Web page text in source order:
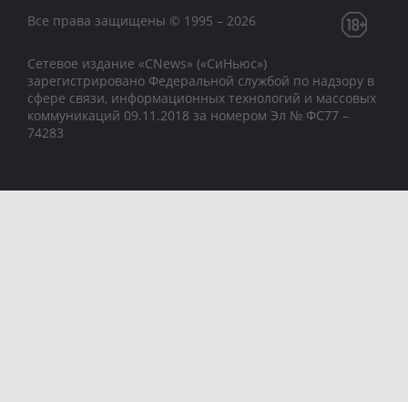
Все права защищены © 1995 – 2026
Сетевое издание «CNews» («СиНьюс»)
зарегистрировано Федеральной службой по надзору в
сфере связи, информационных технологий и массовых
коммуникаций 09.11.2018 за номером Эл № ФС77 –
74283